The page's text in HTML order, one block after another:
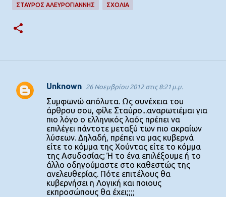
ΣΤΑΎΡΟΣ ΑΛΕΥΡΟΓΙΆΝΝΗΣ ΣΧΌΛΙΑ
Σ
Unknown 26 Νοεμβρίου 2012 στις 8:21 μ.μ.
Συμφωνώ απόλυτα. Ως συνέχεια του
άρθρου σου, φίλε Σταύρο...αναρωτιέμαι για
πιο λόγο ο ελληνικός λαός πρέπει να
επιλέγει πάντοτε μεταξύ των πιο ακραίων
λύσεων. Δηλαδή, πρέπει να μας κυβερνά
είτε το κόμμα της Χούντας είτε το κόμμα
της Ασυδοσίας; Ή το ένα επιλέξουμε ή το
άλλο οδηγούμαστε στο καθεστώς της
ανελευθερίας. Πότε επιτέλους θα
κυβερνήσει η Λογική και ποιους
εκπροσώπους θα έχει;;;;